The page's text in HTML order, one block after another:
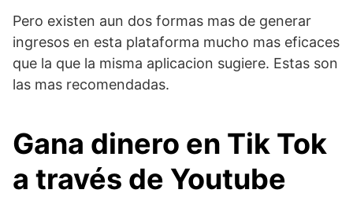
Pero existen aun dos formas mas de generar
ingresos en esta plataforma mucho mas eficaces
que la que la misma aplicacion sugiere. Estas son
las mas recomendadas.
Gana dinero en Tik Tok
a través de Youtube